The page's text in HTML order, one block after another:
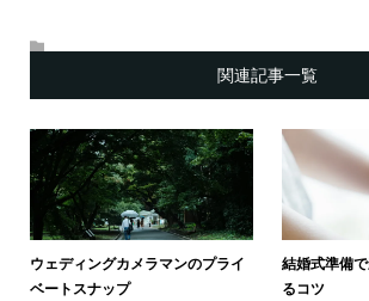
関連記事一覧
ウェディングカメラマンのプライ
ベートスナップ
結婚式準備
るコツ